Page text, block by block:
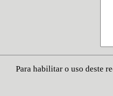
Para habilitar o uso deste